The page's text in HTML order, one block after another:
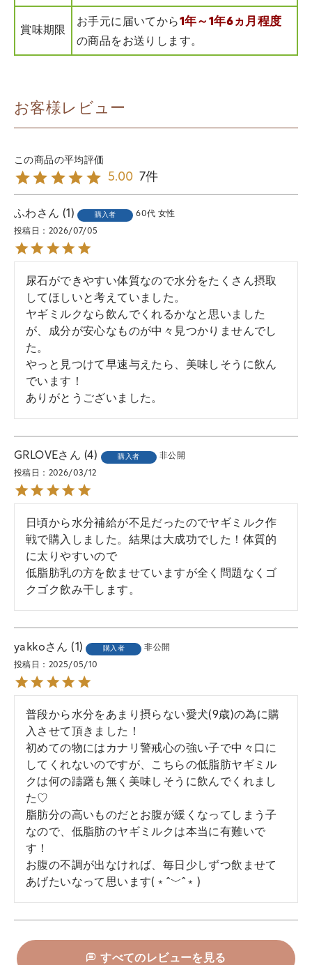
賞味期限
お手元に届いてから1年～1年6ヵ月程度
の商品をお送りします。
お客様レビュー
5.00 7
ふわ 1 購入者 60代 女性
投稿日 2026/07/05
尿石ができやすい体質なので水分をたくさん摂取
してほしいと考えていました。
ヤギミルクなら飲んでくれるかなと思いました
が、成分が安心なものが中々見つかりませんでし
た。
やっと見つけて早速与えたら、美味しそうに飲ん
でいます！
ありがとうございました。
GRLOVE 4 購入者 非公開
投稿日 2026/03/12
日頃から水分補給が不足だったのでヤギミルク作
戦で購入しました。結果は大成功でした！体質的
に太りやすいので
低脂肪乳の方を飲ませていますが全く問題なくゴ
クゴク飲み干します。
yakko 1 購入者 非公開
投稿日 2025/05/10
普段から水分をあまり摂らない愛犬(9歳)の為に購
入させて頂きました！
初めての物にはカナリ警戒心の強い子で中々口に
してくれないのですが、こちらの低脂肪ヤギミル
クは何の躊躇も無く美味しそうに飲んでくれまし
た♡
脂肪分の高いものだとお腹が緩くなってしまう子
なので、低脂肪のヤギミルクは本当に有難いで
す！
お腹の不調が出なければ、毎日少しずつ飲ませて
あげたいなって思います(﹡ˆ﹀ˆ﹡)
すべてのレビューを見る